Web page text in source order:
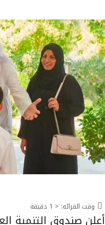
وقت القرائه: < 1 دقيقة